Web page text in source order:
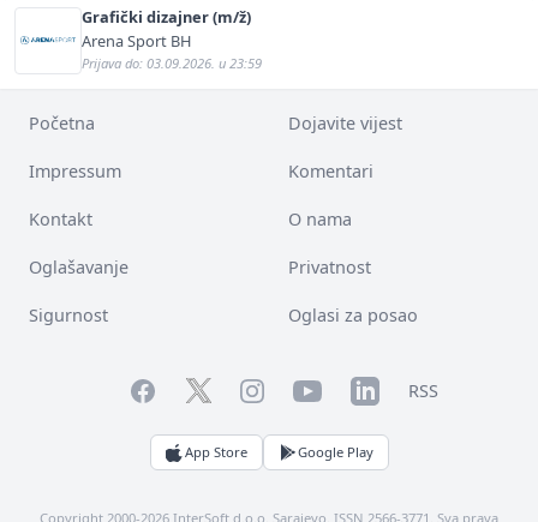
Grafički dizajner (m/ž)
Arena Sport BH
Prijava do: 03.09.2026. u 23:59
Početna Dojavite vijest
Impressum Komentari
Kontakt O nama
Oglašavanje Privatnost
Sigurnost Oglasi za posao
FacebookTwitterInstagramYouTubeLinkedInRSS
App Store Google Play
Copyright 2000-2026 InterSoft d.o.o. Sarajevo. ISSN 2566-3771. Sva prava